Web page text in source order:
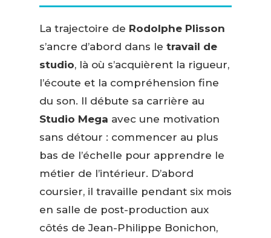
La trajectoire de Rodolphe Plisson
s’ancre d’abord dans le travail de
studio, là où s’acquièrent la rigueur,
l’écoute et la compréhension fine
du son. Il débute sa carrière au
Studio Mega avec une motivation
sans détour : commencer au plus
bas de l’échelle pour apprendre le
métier de l’intérieur. D’abord
coursier, il travaille pendant six mois
en salle de post-production aux
côtés de Jean-Philippe Bonichon,